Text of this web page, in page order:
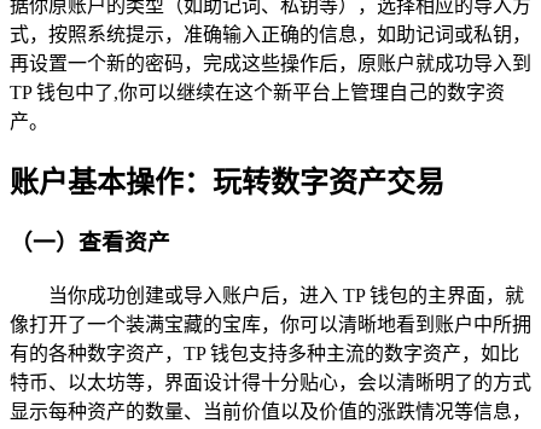
据你原账户的类型（如助记词、私钥等），选择相应的导入方
式，按照系统提示，准确输入正确的信息，如助记词或私钥，
再设置一个新的密码，完成这些操作后，原账户就成功导入到
TP 钱包中了,你可以继续在这个新平台上管理自己的数字资
产。
账户基本操作：玩转数字资产交易
（一）查看资产
当你成功创建或导入账户后，进入 TP 钱包的主界面，就
像打开了一个装满宝藏的宝库，你可以清晰地看到账户中所拥
有的各种数字资产，TP 钱包支持多种主流的数字资产，如比
特币、以太坊等，界面设计得十分贴心，会以清晰明了的方式
显示每种资产的数量、当前价值以及价值的涨跌情况等信息，